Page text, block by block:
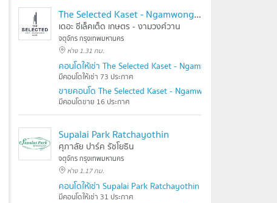
The Selected Kaset - Ngamwongwan
เดอะ ซีเล็คเต็ด เกษตร - งามวงศ์วาน
จตุจักร กรุงเทพมหานคร
ห่าง 1.31 กม.
คอนโดให้เช่า The Selected Kaset - Ngamwongwan
มีคอนโดให้เช่า 73 ประกาศ
ขายคอนโด The Selected Kaset - Ngamwongwan
มีคอนโดขาย 16 ประกาศ
Supalai Park Ratchayothin
ศุภาลัย ปาร์ค รัชโยธิน
จตุจักร กรุงเทพมหานคร
ห่าง 1.17 กม.
คอนโดให้เช่า Supalai Park Ratchayothin
มีคอนโดให้เช่า 31 ประกาศ